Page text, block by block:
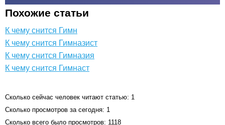
Похожие статьи
К чему снится Гимн
К чему снится Гимназист
К чему снится Гимназия
К чему снится Гимнаст
Сколько сейчас человек читают статью: 1
Сколько просмотров за сегодня: 1
Сколько всего было просмотров: 1118